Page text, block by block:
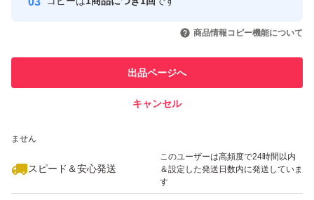
【割れ、潰れについて】
今の季節に大量に割れてる場合はそのほとんどが配送時の
受け取り時に箱が湿っている濡れているなどの異変を感じ
た場合は受取拒否をしてドライバーにお返しくださいませ
引を完了させた実績があります
での取引実績があります
ません
スピード＆安心発送
このユーザーは高頻度で24時間以内
＆設定した発送日数内に発送していま
す
商品情報コピー機能について
出品ページへ
キャンセル